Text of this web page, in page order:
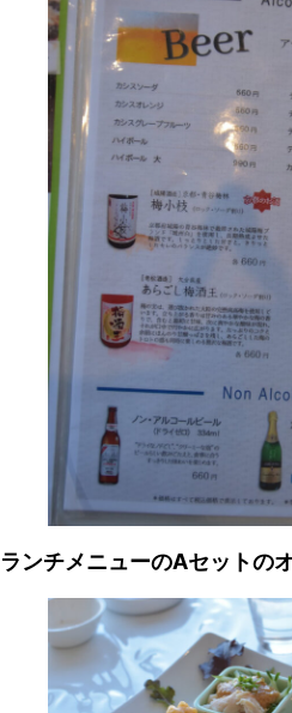
ランチメニューのAセットの